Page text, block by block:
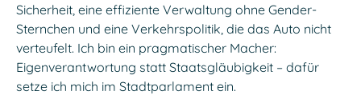
Sicherheit, eine effiziente Verwaltung ohne Gender-
Sternchen und eine Verkehrspolitik, die das Auto nicht
verteufelt. Ich bin ein pragmatischer Macher:
Eigenverantwortung statt Staatsgläubigkeit – dafür
setze ich mich im Stadtparlament ein.